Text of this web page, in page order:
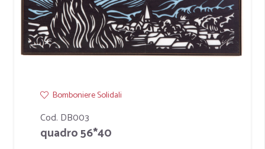
Bomboniere Solidali
Cod. DB003
quadro 56*40